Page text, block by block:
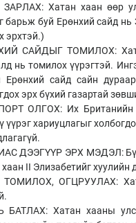
Хатан хаан өөр
барьж буй Ерөнхий сайд
эрхтэй.)
САЙДЫГ ТОМИЛОХ:
нь томилох үүрэгтэй.
Ерөнхий сайд сайн
эрх бүхий газартай
ОЛГОХ: Их Британийн
үүрэг хариуцлагыг
ДЭЭГҮҮР ЭРХ МЭДЭЛ: Бүх
II Элизабетийг хуулийн
ОГЦРУУЛАХ:
БАТЛАХ: Хатан хааны